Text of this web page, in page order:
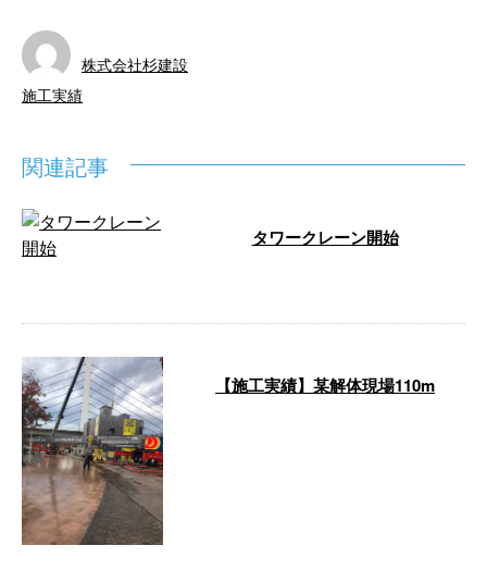
株式会社杉建設
施工実績
関連記事
タワークレーン開始
【施工実績】某解体現場110m